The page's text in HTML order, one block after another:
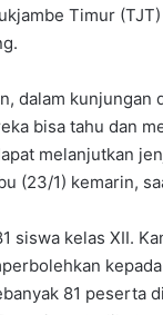
Timur
dalam
bisa tahu dan
melanjutkan
(23/1) kemarin,
siswa kelas XII.
81 peserta